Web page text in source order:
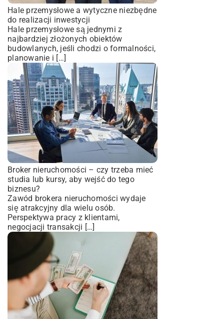
Hale przemysłowe a wytyczne niezbędne
do realizacji inwestycji
Hale przemysłowe są jednymi z
najbardziej złożonych obiektów
budowlanych, jeśli chodzi o formalności,
planowanie i […]
Broker nieruchomości – czy trzeba mieć
studia lub kursy, aby wejść do tego
biznesu?
Zawód brokera nieruchomości wydaje
się atrakcyjny dla wielu osób.
Perspektywa pracy z klientami,
negocjacji transakcji […]